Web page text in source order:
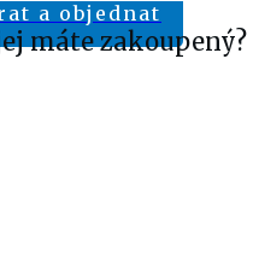
a objednat
máte zakoupený?